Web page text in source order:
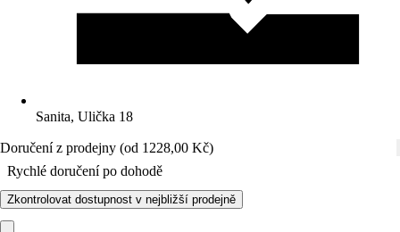
Sanita, Ulička 18
Doručení z prodejny (od 1228,00 Kč)
Rychlé doručení po dohodě
Zkontrolovat dostupnost v nejbližší prodejně